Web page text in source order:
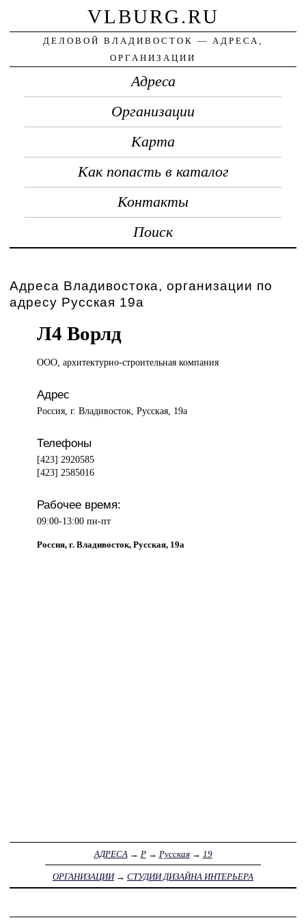
VLBURG.RU
ДЕЛОВОЙ ВЛАДИВОСТОК — АДРЕСА,
ОРГАНИЗАЦИИ
Адреса
Организации
Карта
Как попасть в каталог
Контакты
Поиск
Адреса Владивостока, организации по
адресу Русская 19а
Л4 Ворлд
ООО, архитектурно-строительнаякомпания
Адрес
Россия, г. Владивосток, Русская, 19а
Телефоны
[423] 2920585
[423] 2585016
Рабочее время:
09:00-13:00 пн-пт
Россия, г. Владивосток, Русская, 19а
АДРЕСА → Р→ Русская→ 19
ОРГАНИЗАЦИИ→ СТУДИИ ДИЗАЙНА ИНТЕРЬЕРА